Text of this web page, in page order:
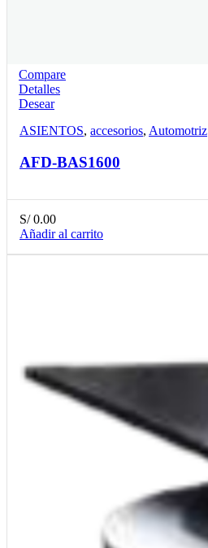
Compare
Detalles
Desear
ASIENTOS, accesorios, Automotriz
AFD-BAS1600
S/0.00
Añadir al carrito